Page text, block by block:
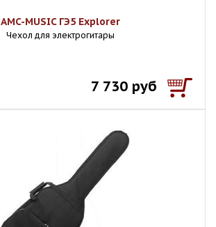
AMC-MUSIC ГЭ5 Explorer
Чехол для электрогитары
7 730 руб